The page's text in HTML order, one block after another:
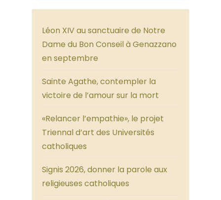
Léon XIV au sanctuaire de Notre
Dame du Bon Conseil à Genazzano
en septembre
Sainte Agathe, contempler la
victoire de l’amour sur la mort
«Relancer l’empathie», le projet
Triennal d’art des Universités
catholiques
Signis 2026, donner la parole aux
religieuses catholiques